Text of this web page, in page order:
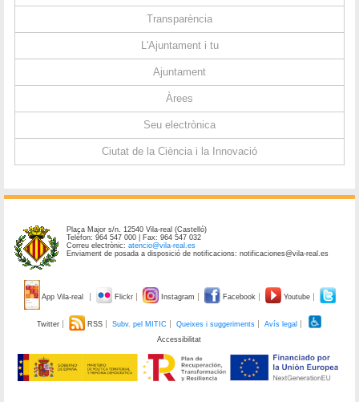
Transparència
L'Ajuntament i tu
Ajuntament
Àrees
Seu electrònica
Ciutat de la Ciència i la Innovació
Plaça Major s/n. 12540 Vila-real (Castelló)
Telèfon: 964 547 000 | Fax: 964 547 032
Correu electrònic:atencio@vila-real.es
Enviament de posada a disposició de notificacions: notificaciones@vila-real.es
App Vila-real Flickr Instagram Facebook Youtube
Twitter RSS Subv. pel MITIC Queixes i suggeriments
Avís legal
Accessibilitat